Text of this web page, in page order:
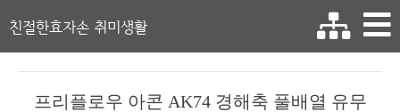
친절한효자손 취미생활
프리플로우 아콘 AK74 경해축 풀배열 유무